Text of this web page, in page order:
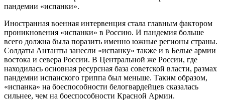
пандемии «испанки».
Иностранная военная интервенция стала главным фактором
проникновения «испанки» в Россию. И пандемия больше
всего должна была поразить именно южные регионы страны.
Солдаты Антанты занесли «испанку» также и в Белые армии
востока и севера России. В Центральной же России, где
находилась основная ресурсная база советской власти, размах
пандемии испанского гриппа был меньше. Таким образом,
«испанка» на боеспособности белогвардейцев сказалась
сильнее, чем на боеспособности Красной Армии.